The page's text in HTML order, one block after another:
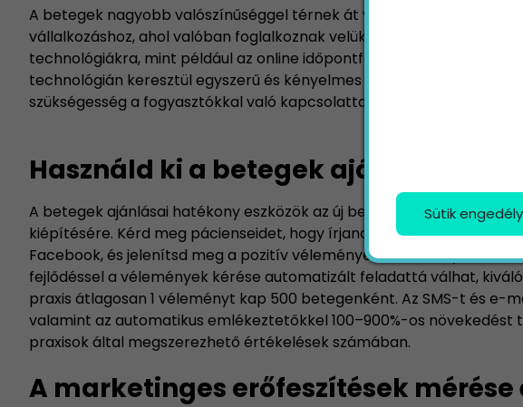
A betegek nagyobb valószínűséggel térnek át vagy maradnak
vállalkozáshoz, ahol valóban foglalkoznak velük. Számos orvosi és
technológiákra, mint például az online időpontfoglalás, és a virtuális
technológián keresztül egyszerű és kényelmes módot biztosít a
szükségesség a fogyasztókkal való kapcsolattartás miatt is.
Használd ki a betegek ajánlásait
A betegek ajánlásai hatékony eszközök az új betegek vonzására és
kiépítésére. Kérd meg pácienseidet, hogy írjanak véleményeket
Facebook, és jelenítsd meg a pozitív véleményeket webhelyeden
fejlődéssel a vélemények kérése automatizált feladattá válhat,
praxis átlagosan 1 véleményt kap 500 betegenként. Az SMS-t és e-
valamint az automatikus emlékeztetőkkel 100–900%-os növekedést
praxisok által megszerezhető értékelések számában.
A marketinges erőfeszítések
Sütik